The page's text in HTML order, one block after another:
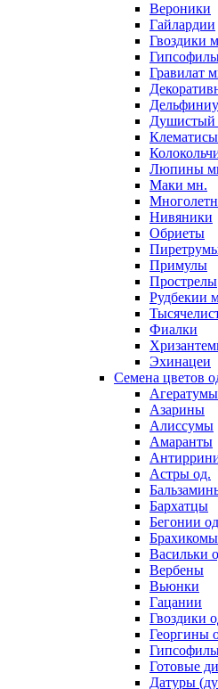
Вероники
Гайлардии
Гвоздики
Гравилат
Душистый
Клематисы
Люпины
Маки мн.
Нивяники
Обриеты
Примулы
Прострелы
Рудбекии
Фиалки
Эхинацеи
Семена цветов
Агератумы
Азарины
Алиссумы
Амаранты
Астры од.
Бархатцы
Бегонии
Брахикомы
Васильки
Вербены
Вьюнки
Гацании
Гвоздики
Георгины
Готовые
Датуры